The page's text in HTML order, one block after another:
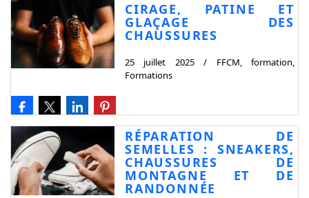
CIRAGE, PATINE ET
GLAÇAGE DES
CHAUSSURES
25 juillet 2025/ FFCM,formation,
Formations
RÉPARATION DE
SEMELLES : SNEAKERS,
CHAUSSURES DE
MONTAGNE ET DE
RANDONNÉE